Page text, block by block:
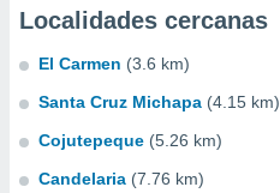
Localidades cercanas
El Carmen (3.6 km)
Santa Cruz Michapa (4.15 km)
Cojutepeque (5.26 km)
Candelaria (7.76 km)